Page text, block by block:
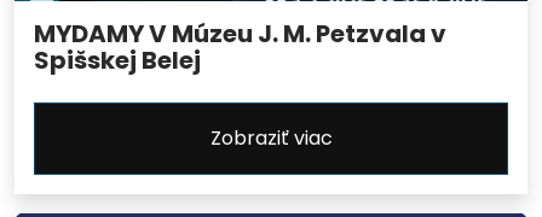
MYDAMY V Múzeu J. M. Petzvala v
Spišskej Belej
Zobraziť viac